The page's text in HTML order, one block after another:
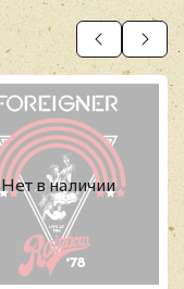
Нет в наличии